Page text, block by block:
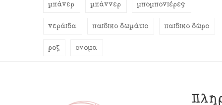
μπάνερ μπάννερ μπομπονιέρες
νεράιδα παιδικό δωμάτιο παιδικό δώρο
ροζ όνομα